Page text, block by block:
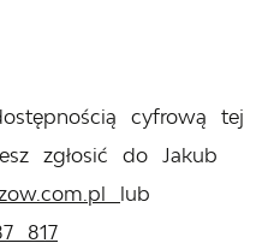
cyfrową tej
zgłosić do Jakub
lub
817